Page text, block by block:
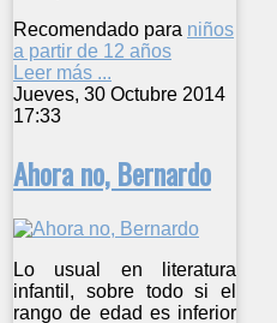
Recomendado para niños
a partir de 12 años
Leer más ...
Jueves, 30 Octubre 2014
17:33
Ahora no, Bernardo
Lo usual en literatura
infantil, sobre todo si el
rango de edad es inferior